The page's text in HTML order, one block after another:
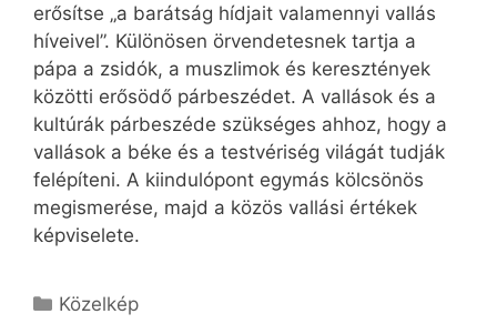
erősítse „a barátság hídjait valamennyi vallás
híveivel”. Különösen örvendetesnek tartja a
pápa a zsidók, a muszlimok és keresztények
közötti erősödő párbeszédet. A vallások és a
kultúrák párbeszéde szükséges ahhoz, hogy a
vallások a béke és a testvériség világát tudják
felépíteni. A kiindulópont egymás kölcsönös
megismerése, majd a közös vallási értékek
képviselete.
Kategória
Közelkép